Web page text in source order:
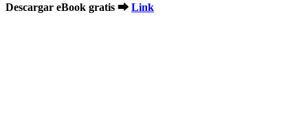
Descargar eBook gratis ➡ Link